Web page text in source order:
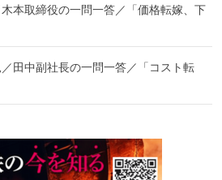
本取締役の一問一答／「価格転嫁、下
田中副社長の一問一答／「コスト転